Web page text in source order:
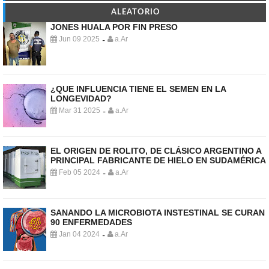
ALEATORIO
JONES HUALA POR FIN PRESO
Jun 09 2025 - a.Ar
¿QUE INFLUENCIA TIENE EL SEMEN EN LA
LONGEVIDAD?
Mar 31 2025 - a.Ar
EL ORIGEN DE ROLITO, DE CLÁSICO ARGENTINO A
PRINCIPAL FABRICANTE DE HIELO EN SUDAMÉRICA
Feb 05 2024 - a.Ar
SANANDO LA MICROBIOTA INSTESTINAL SE CURAN
90 ENFERMEDADES
Jan 04 2024 - a.Ar